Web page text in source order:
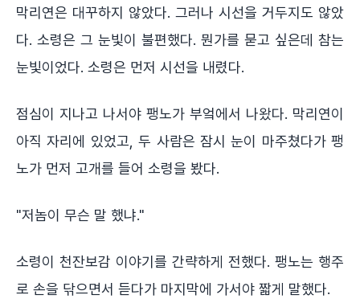
막리연은 대꾸하지 않았다. 그러나 시선을 거두지도 않았
다. 소령은 그 눈빛이 불편했다. 뭔가를 묻고 싶은데 참는
눈빛이었다. 소령은 먼저 시선을 내렸다.
점심이 지나고 나서야 팽노가 부엌에서 나왔다. 막리연이
아직 자리에 있었고, 두 사람은 잠시 눈이 마주쳤다가 팽
노가 먼저 고개를 들어 소령을 봤다.
"저놈이 무슨 말 했냐."
소령이 천잔보감 이야기를 간략하게 전했다. 팽노는 행주
로 손을 닦으면서 듣다가 마지막에 가서야 짧게 말했다.